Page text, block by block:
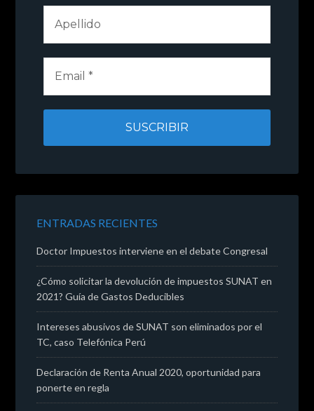
ENTRADAS RECIENTES
Doctor Impuestos interviene en el debate Congresal
¿Cómo solicitar la devolución de impuestos SUNAT en
2021? Guía de Gastos Deducibles
Intereses abusivos de SUNAT son eliminados por el
TC, caso Telefónica Perú
Declaración de Renta Anual 2020, oportunidad para
ponerte en regla